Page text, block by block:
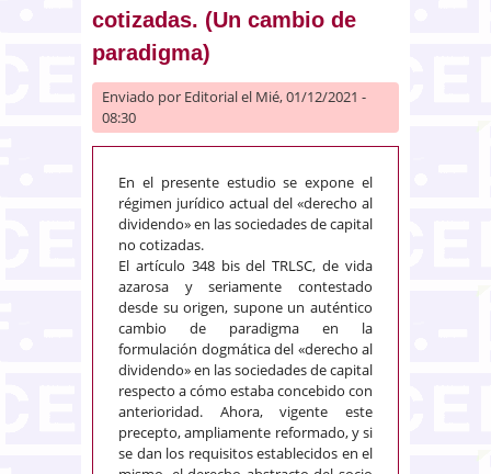
cotizadas. (Un cambio de
paradigma)
Enviado por Editorialel Mié, 01/12/2021 -
08:30
En el presente estudio se expone el
régimen jurídico actual del «derecho al
dividendo» en las sociedades de capital
no cotizadas.
El artículo 348 bis del TRLSC, de vida
azarosa y seriamente contestado
desde su origen, supone un auténtico
cambio de paradigma en la
formulación dogmática del «derecho al
dividendo» en las sociedades de capital
respecto a cómo estaba concebido con
anterioridad. Ahora, vigente este
precepto, ampliamente reformado, y si
se dan los requisitos establecidos en el